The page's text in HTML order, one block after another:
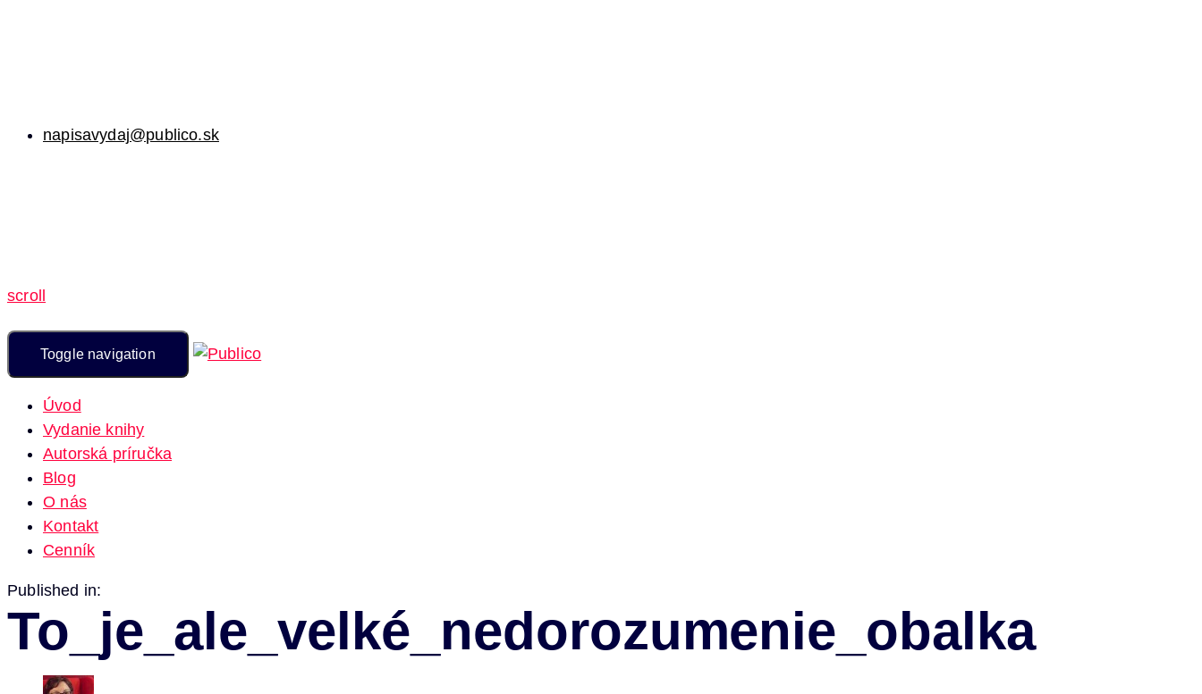
napisavydaj@publico.sk
scroll
Toggle navigation
Úvod
Vydanie knihy
Autorská príručka
Blog
O nás
Kontakt
Cenník
Published in:
To_je_ale_velké_nedorozumenie_obalka